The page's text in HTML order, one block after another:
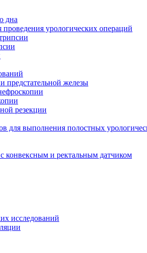
дна
урологических операций
предстательной железы
резекции
для выполнения полостных
конвексным и ректальным датчиком
исследований